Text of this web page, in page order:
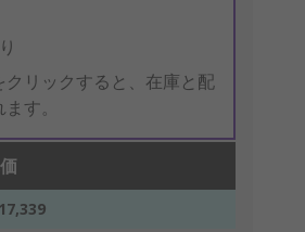
クリックすると、在庫と配
す。